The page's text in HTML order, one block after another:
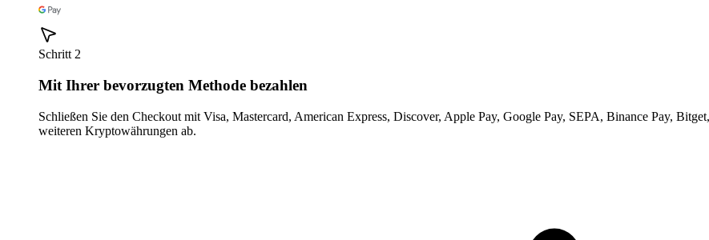
Schritt 2
Mit Ihrer bevorzugten Methode bezahlen
Schließen Sie den Checkout mit Visa, Mastercard, American Express, Discover, Apple Pay, Google Pay, SEPA, Binance Pay,
weiteren Kryptowährungen ab.